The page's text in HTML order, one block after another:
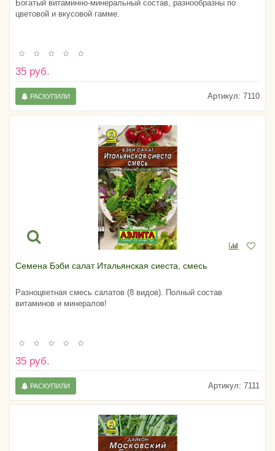
Богатый витаминно-минеральный состав, разнообразны по
цветовой и вкусовой гамме.
35 руб.
Артикул: 7110
РАСКУПИЛИ
Семена Бэби салат Итальянская сиеста, смесь
Разноцветная смесь салатов (8 видов). Полный состав
витаминов и минералов!
35 руб.
Артикул: 7111
РАСКУПИЛИ